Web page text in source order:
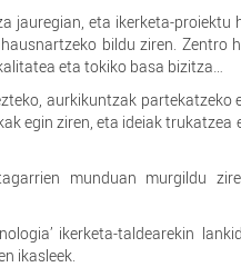
jauregian, eta ikerketa-
bildu ziren. Zentro
eta tokiko basa bizitza…
aurkikuntzak
egin ziren, eta ideiak
munduan murgildu
ikerketa-taldearekin
ikasleek.